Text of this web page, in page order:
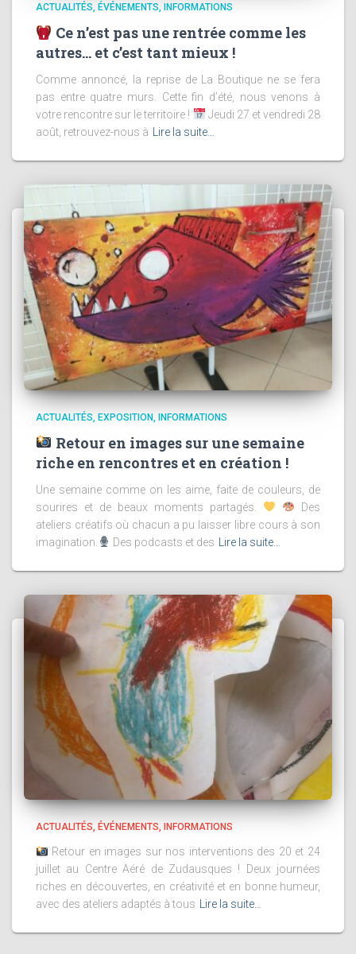
ACTUALITÉS ÉVÉNEMENTS INFORMATIONS
Ce n’est pas une rentrée comme les
autres… et c’est tant mieux !
Comme annoncé, la reprise de La Boutique ne se fera
pas entre quatre murs. Cette fin d’été, nous venons à
votre rencontre sur le territoire !
Jeudi 27 et vendredi 28
août, retrouvez-nous à
Lire la suite…
ACTUALITÉS EXPOSITION INFORMATIONS
Retour en images sur une semaine
riche en rencontres et en création !
Une semaine comme on les aime, faite de couleurs, de
sourires et de beaux moments partagés.
Des
ateliers créatifs où chacun a pu laisser libre cours à son
imagination.
Des podcasts et des Lire la suite…
ACTUALITÉS ÉVÉNEMENTS INFORMATIONS
Retour en images sur nos interventions des 20 et 24
juillet au Centre Aéré de Zudausques ! Deux journées
riches en découvertes, en créativité et en bonne humeur,
avec des ateliers adaptés à tous Lire la suite…